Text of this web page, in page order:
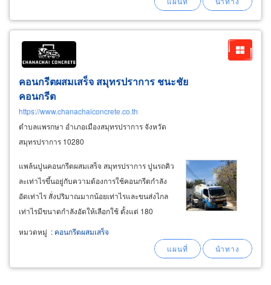
คอนกรีตผสมเสร็จ สมุทรปราการ ชนะชัย
คอนกรีต
https://www.chanachaiconcrete.co.th
ตำบลแพรกษา อำเภอเมืองสมุทรปราการ จังหวัด
สมุทรปราการ 10280
แพล้นปูนคอนกรีตผสมเสร็จ สมุทรปราการ ปูนรถคิว
ละเท่าไรขึ้นอยู่กับความต้องการใช้คอนกรีตกำลัง
อัดเท่าไร สั่งปริมาณมากน้อยเท่าไรและขนส่งไกล
เท่าไรมีขนาดกำลังอัดให้เลือกใช้ ตั้งแต่ 180
ksc.-400 ksc. ค่ายุบตัวถึง 3 ระดับ ให้เลือกใช้ตาม
ลักษณะโครงสร้างและวิธีการเทคอนกรีต ค่ายุบตัว
หมวดหมู่ : คอนกรีตผสมเสร็จ